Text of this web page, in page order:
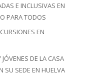
E INCLUSIVAS EN
PARA TODOS
EN
DE LA CASA
SU SEDE EN HUELVA